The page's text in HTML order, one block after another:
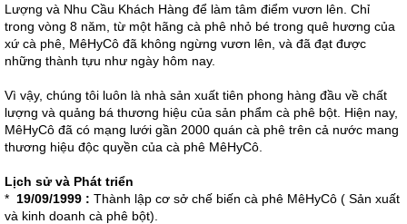
Lượng và Nhu Cầu Khách Hàng để làm tâm điểm vươn lên. Chỉ
trong vòng 8 năm, từ một hãng cà phê nhỏ bé trong quê hương của
xứ cà phê, MêHyCô đã không ngừng vươn lên, và đã đạt được
những thành tựu như ngày hôm nay.
Vì vậy, chúng tôi luôn là nhà sản xuất tiên phong hàng đầu về chất
lượng và quảng bá thương hiệu của sản phẩm cà phê bột. Hiện nay,
MêHyCô đã có mạng lưới gần 2000 quán cà phê trên cả nước mang
thương hiệu độc quyền của cà phê MêHyCô.
Lịch sử và Phát triển
* 19/09/1999 : Thành lập cơ sở chế biến cà phê MêHyCô ( Sản xuất
và kinh doanh cà phê bột).